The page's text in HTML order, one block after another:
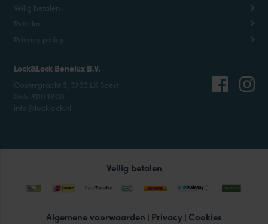
Veilig betalen
Retailer
Privacy policy
Lock&Lock Benelux B.V.
Oostergracht 3, 3763 LX Soest
085-800 1800
info@locklock.nl
Veilig betalen
Algemene voorwaarden | Privacy | Cookies